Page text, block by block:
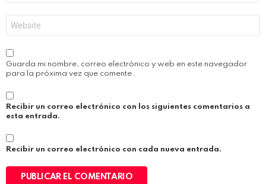
*
Guarda mi nombre, correo electrónico y web en este navegador
para la próxima vez que comente.
Recibir un correo electrónico con los siguientes comentarios a
esta entrada.
Recibir un correo electrónico con cada nueva entrada.